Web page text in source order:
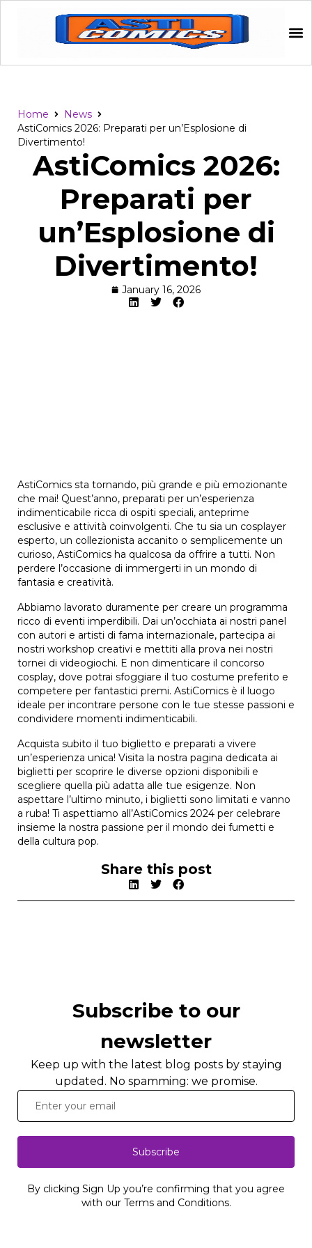
Home
News
AstiComics 2026: Preparati per un’Esplosione di
Divertimento!
AstiComics 2026:
Preparati per
un’Esplosione di
Divertimento!
January 16, 2026
AstiComics sta tornando, più grande e più emozionante
che mai! Quest’anno, preparati per un’esperienza
indimenticabile ricca di ospiti speciali, anteprime
esclusive e attività coinvolgenti. Che tu sia un cosplayer
esperto, un collezionista accanito o semplicemente un
curioso, AstiComics ha qualcosa da offrire a tutti. Non
perdere l’occasione di immergerti in un mondo di
fantasia e creatività.
Abbiamo lavorato duramente per creare un programma
ricco di eventi imperdibili. Dai un’occhiata ai nostri panel
con autori e artisti di fama internazionale, partecipa ai
nostri workshop creativi e mettiti alla prova nei nostri
tornei di videogiochi. E non dimenticare il concorso
cosplay, dove potrai sfoggiare il tuo costume preferito e
competere per fantastici premi. AstiComics è il luogo
ideale per incontrare persone con le tue stesse passioni e
condividere momenti indimenticabili.
Acquista subito il tuo biglietto e preparati a vivere
un’esperienza unica! Visita la nostra pagina dedicata ai
biglietti per scoprire le diverse opzioni disponibili e
scegliere quella più adatta alle tue esigenze. Non
aspettare l’ultimo minuto, i biglietti sono limitati e vanno
a ruba! Ti aspettiamo all’AstiComics 2024 per celebrare
insieme la nostra passione per il mondo dei fumetti e
della cultura pop.
Share this post
Subscribe to our
newsletter
Keep up with the latest blog posts by staying
updated. No spamming: we promise.
Subscribe
By clicking Sign Up you’re confirming that you agree
with our Terms and Conditions.